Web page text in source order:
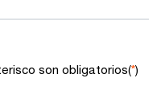
son obligatorios(*)